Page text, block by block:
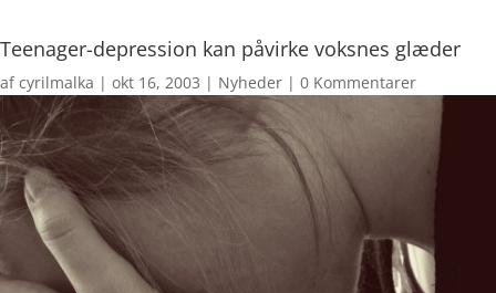
Teenager-depression kan påvirke voksnes glæder
afcyrilmalka | okt 16, 2003 | Nyheder | 0 Kommentarer